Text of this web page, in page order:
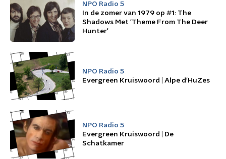
NPO Radio 5
In de zomer van 1979 op #1: The
Shadows Met 'Theme From The Deer
Hunter'
NPO Radio 5
Evergreen Kruiswoord | Alpe d'HuZes
NPO Radio 5
Evergreen Kruiswoord | De
Schatkamer